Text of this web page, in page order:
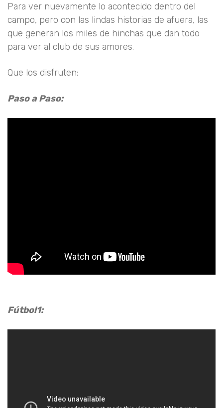
Para ver nuevamente lo acontecido dentro del
campo, pero con las lindas historias de afuera, las
que generan los miles de hinchas que dan todo
para ver al club de sus amores.
Que los disfruten:
Paso a Paso:
Fútbol1: